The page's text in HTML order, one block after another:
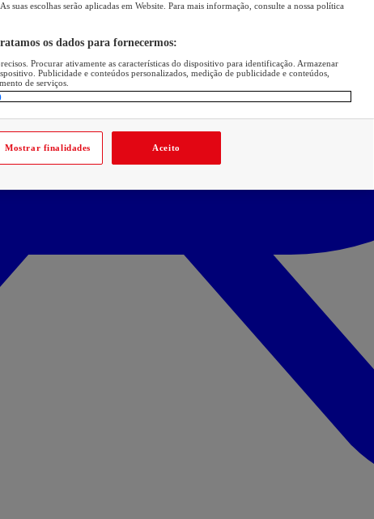
suas escolhas serão aplicadas em Website. Para mais informação, consulte a nossa política
os dados para fornecermos:
Procurar ativamente as características do dispositivo para identificação. Armazenar
Publicidade e conteúdos personalizados, medição de publicidade e conteúdos,
de serviços.
Mostrar finalidades Aceito